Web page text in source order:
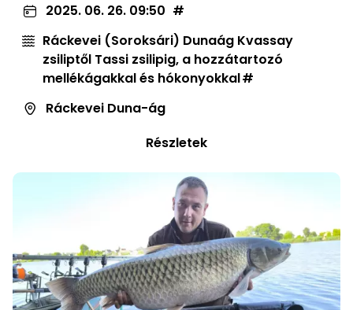
2025. 06. 26. 09:50
Ráckevei (Soroksári) Dunaág Kvassay
zsiliptől Tassi zsilipig, a hozzátartozó
mellékágakkal és hókonyokkal
Ráckevei Duna-ág
Részletek